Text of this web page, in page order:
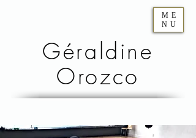
Géraldine
Orozco
ME
NU